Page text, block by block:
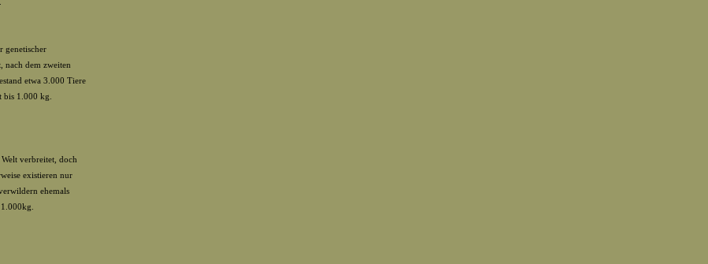
genetischer
nach dem zweiten
etwa 3.000 Tiere
1.000 kg.
verbreitet, doch
existieren nur
ehemals